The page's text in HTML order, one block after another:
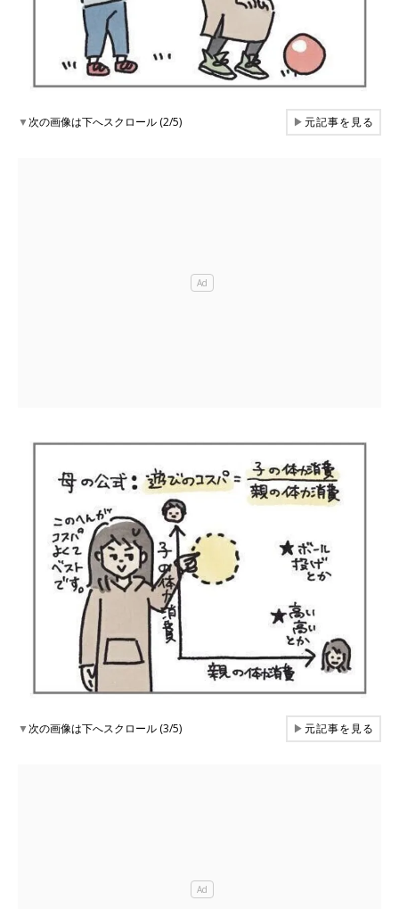
▼次の画像は下へスクロール (2/5) ▶元記事を見る
▼次の画像は下へスクロール (3/5) ▶元記事を見る